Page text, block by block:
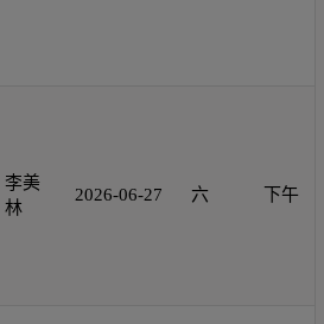
李美
林
2026-06-27 六 下午